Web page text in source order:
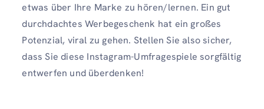
etwas über Ihre Marke zu hören/lernen. Ein gut
durchdachtes Werbegeschenk hat ein großes
Potenzial, viral zu gehen. Stellen Sie also sicher,
dass Sie diese Instagram-Umfragespiele sorgfältig
entwerfen und überdenken!